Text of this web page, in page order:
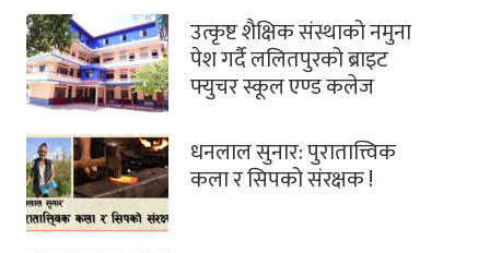
उत्कृष्ट शैक्षिक संस्थाको नमुना
पेश गर्दै ललितपुरको ब्राइट
फ्युचर स्कूल एण्ड कलेज
धनलाल सुनार: पुरातात्त्विक
कला र सिपको संरक्षक !